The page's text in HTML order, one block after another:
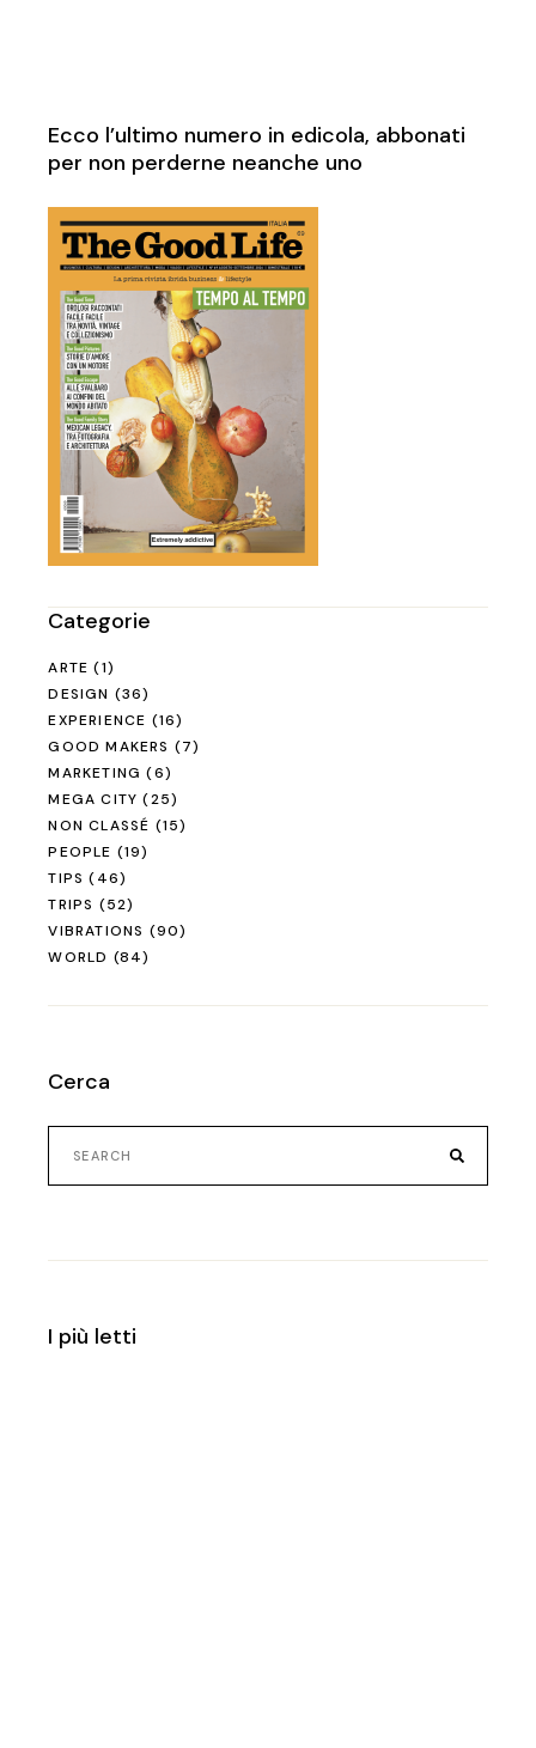
Ecco l’ultimo numero in edicola, abbonati
per non perderne neanche uno
Categorie
ARTE (1)
DESIGN (36)
EXPERIENCE (16)
GOOD MAKERS (7)
MARKETING (6)
MEGA CITY (25)
NON CLASSÉ (15)
PEOPLE (19)
TIPS (46)
TRIPS (52)
VIBRATIONS (90)
WORLD (84)
Cerca
Search
for:
I più letti